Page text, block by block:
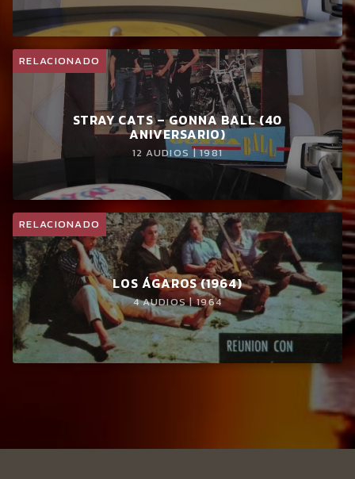
maternidad, se volvería a retirar de la escena.
RELACIONADO
STRAY CATS ‎– GONNA BALL (40
ANIVERSARIO)
12 AUDIOS | 1981
RELACIONADO
LOS ÁGAROS (1964)
4 AUDIOS | 1964